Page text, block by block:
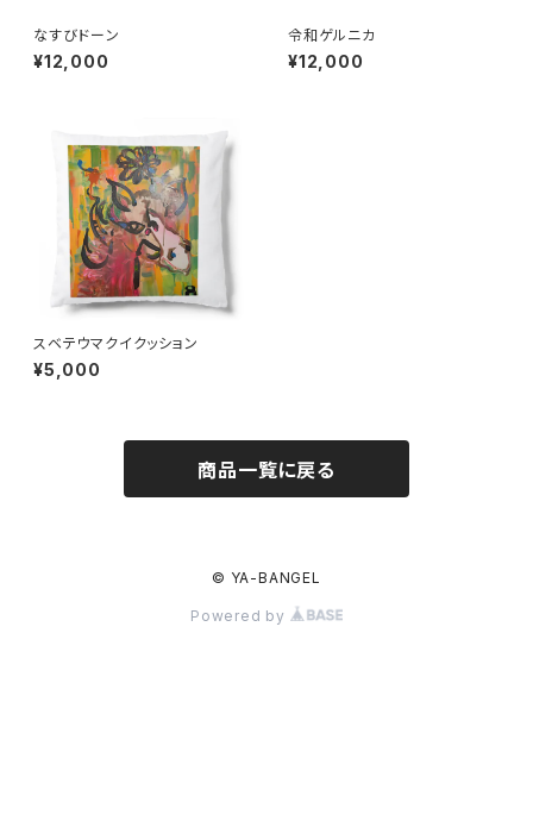
なすびドーン
¥12,000
令和ゲルニカ
¥12,000
スベテウマクイクッション
¥5,000
商品一覧に戻る
© YA-BANGEL
Powered by